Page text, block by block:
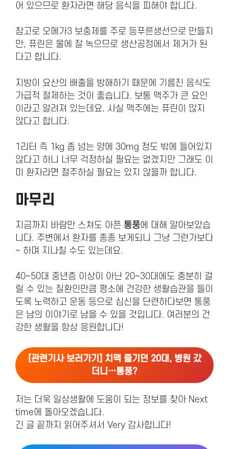
어 있으므로 환자라면 해당 음식을 피해야 합니다.
참고로 오메가3 보충제를 주로 등푸른생선으로 만들지
만, 퓨린은 물에 잘 녹으므로 생산공정에서 제거가 된
다고 합니다.
지방이 요산의 배출을 방해하기 때문에 기름진 음식도
가급적 절제하는 것이 좋습니다. 보통 맥주가 큰 요인
이라고 알려져 있는데요. 사실 맥주에는 퓨린이 많지
않다고 합니다.
1리터 즉 1kg 좀 넘는 양에 30mg 정도 밖에 들어있지
않다고 하니 너무 걱정하실 필요는 없겠지만 그래도 이
미 환자라면 절주하실 필요는 있지 않을까 합니다.
마무리
지금까지 바람만 스쳐도 아픈 통풍에 대해 알아보았습
니다. 주변에서 환자를 종종 보게되니 그냥 그런가보다
~ 하며 지나칠 수도 있는데요.
40~50대 중년층 이상이 아닌 20~30대에도 충분히 걸
릴 수 있는 질환인만큼 평소에 건강한 생활습관을 들이
도록 노력하고 운동 등으로 심신을 단련하다보면 통풍
은 남의 이야기로 남을 수 있을 것입니다. 여러분의 건
강한 생활을 항상 응원합니다!
[관련기사 보러가기] 치맥 즐기던 20대, 병원 갔
더니…통풍?
저는 더욱 일상생활에 도움이 되는 정보를 찾아 Next
time에 돌아오겠습니다.
긴 글 끝까지 읽어주셔서 Very 감사합니다!